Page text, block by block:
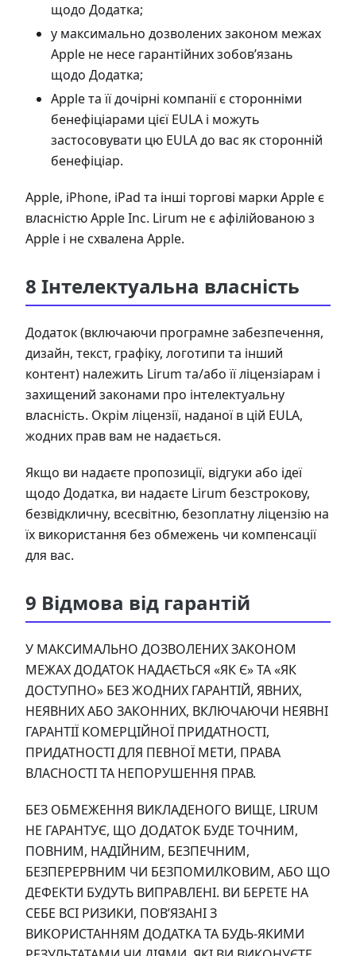
щодо Додатка;
у максимально дозволених законом межах
Apple не несе гарантійних зобов’язань
щодо Додатка;
Apple та її дочірні компанії є сторонніми
бенефіціарами цієї EULA і можуть
застосовувати цю EULA до вас як сторонній
бенефіціар.
Apple, iPhone, iPad та інші торгові марки Apple є
власністю Apple Inc. Lirum не є афілійованою з
Apple і не схвалена Apple.
8 Інтелектуальна власність
Додаток (включаючи програмне забезпечення,
дизайн, текст, графіку, логотипи та інший
контент) належить Lirum та/або її ліцензіарам і
захищений законами про інтелектуальну
власність. Окрім ліцензії, наданої в цій EULA,
жодних прав вам не надається.
Якщо ви надаєте пропозиції, відгуки або ідеї
щодо Додатка, ви надаєте Lirum безстрокову,
безвідкличну, всесвітню, безоплатну ліцензію на
їх використання без обмежень чи компенсації
для вас.
9 Відмова від гарантій
У МАКСИМАЛЬНО ДОЗВОЛЕНИХ ЗАКОНОМ
МЕЖАХ ДОДАТОК НАДАЄТЬСЯ «ЯК Є» ТА «ЯК
ДОСТУПНО» БЕЗ ЖОДНИХ ГАРАНТІЙ, ЯВНИХ,
НЕЯВНИХ АБО ЗАКОННИХ, ВКЛЮЧАЮЧИ НЕЯВНІ
ГАРАНТІЇ КОМЕРЦІЙНОЇ ПРИДАТНОСТІ,
ПРИДАТНОСТІ ДЛЯ ПЕВНОЇ МЕТИ, ПРАВА
ВЛАСНОСТІ ТА НЕПОРУШЕННЯ ПРАВ.
БЕЗ ОБМЕЖЕННЯ ВИКЛАДЕНОГО ВИЩЕ, LIRUM
НЕ ГАРАНТУЄ, ЩО ДОДАТОК БУДЕ ТОЧНИМ,
ПОВНИМ, НАДІЙНИМ, БЕЗПЕЧНИМ,
БЕЗПЕРЕРВНИМ ЧИ БЕЗПОМИЛКОВИМ, АБО ЩО
ДЕФЕКТИ БУДУТЬ ВИПРАВЛЕНІ. ВИ БЕРЕТЕ НА
СЕБЕ ВСІ РИЗИКИ, ПОВ’ЯЗАНІ З
ВИКОРИСТАННЯМ ДОДАТКА ТА БУДЬ-ЯКИМИ